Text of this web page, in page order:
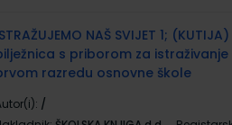
NAŠ SVIJET 1;
s priborom za istraživanje
razredu osnovne škole
/